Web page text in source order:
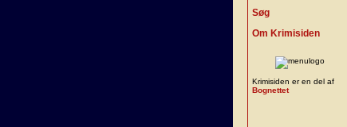
Søg
Om Krimisiden
Krimisiden er en del af
Bognettet